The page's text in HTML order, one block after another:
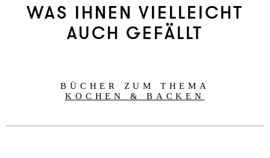
WAS IHNEN VIELLEICHT
AUCH GEFÄLLT
BÜCHER ZUM THEMA
KOCHEN & BACKEN